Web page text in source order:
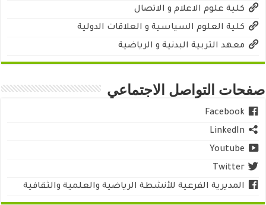
كلية علوم الاعلام و الاتصال
كلية العلوم السياسية و العلاقات الدولية
معهد التربية البدنية و الرياضية
صفحات التواصل الاجتماعي
Facebook
LinkedIn
Youtube
Twitter
المديرية الفرعية للأنشطة الرياضية والعلمية والثقافية